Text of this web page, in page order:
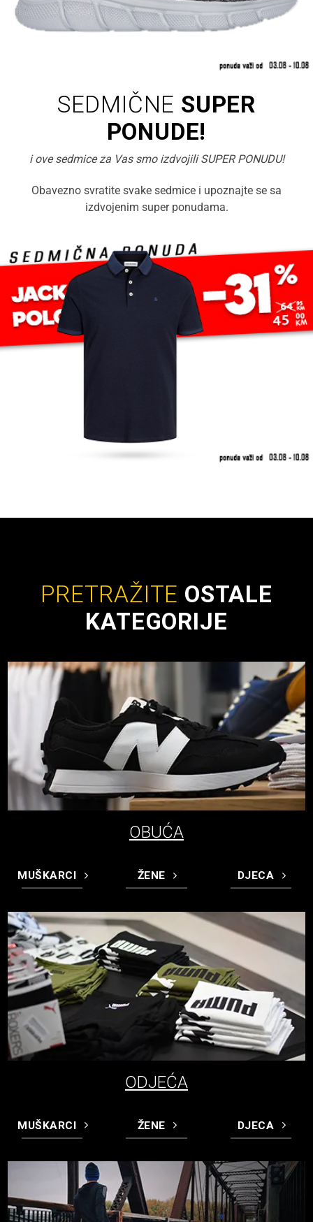
SEDMIČNE SUPER
PONUDE!
i ove sedmice za Vas smo izdvojili SUPER PONUDU!
Obavezno svratite svake sedmice i upoznajte se sa
izdvojenim super ponudama.
PRETRAŽITE OSTALE
KATEGORIJE
OBUĆA
MUŠKARCI ŽENE DJECA
ODJEĆA
MUŠKARCI ŽENE DJECA